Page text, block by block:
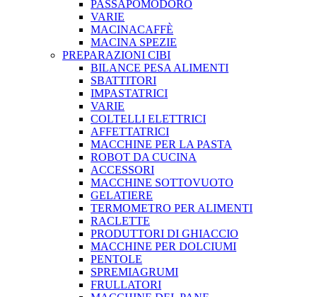
PASSAPOMODORO
VARIE
MACINACAFFÈ
MACINA SPEZIE
PREPARAZIONI CIBI
BILANCE PESA ALIMENTI
SBATTITORI
IMPASTATRICI
VARIE
COLTELLI ELETTRICI
AFFETTATRICI
MACCHINE PER LA PASTA
ROBOT DA CUCINA
ACCESSORI
MACCHINE SOTTOVUOTO
GELATIERE
TERMOMETRO PER ALIMENTI
RACLETTE
PRODUTTORI DI GHIACCIO
MACCHINE PER DOLCIUMI
PENTOLE
SPREMIAGRUMI
FRULLATORI